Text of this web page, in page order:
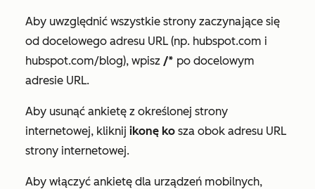
Aby uwzględnić wszystkie strony zaczynające się
od docelowego adresu URL (np. hubspot.com i
hubspot.com/blog), wpisz /* po docelowym
adresie URL.
Aby usunąć ankietę z określonej strony
internetowej, kliknij ikonę ko sza obok adresu URL
strony internetowej.
Aby włączyć ankietę dla urządzeń mobilnych,